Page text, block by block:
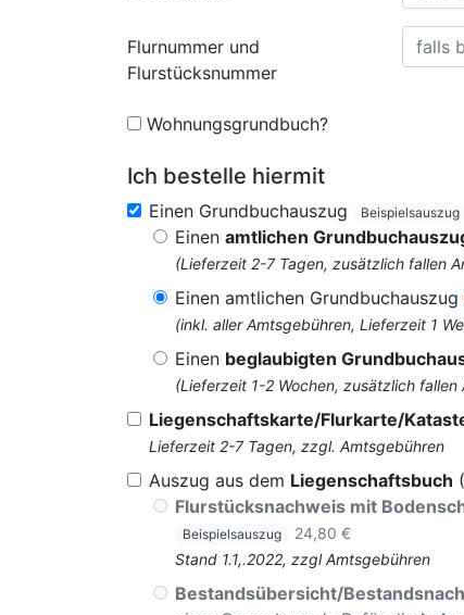
Flurnummer und
Flurstücksnummer
Wohnungsgrundbuch?
Ich bestelle hiermit
Einen Grundbuchauszug Beispielsauszug
Einen amtlichen
(Lieferzeit 2-7 Tagen, zusätzlich fallen
Einen amtlichen Grundbuchauszug
(inkl. aller Amtsgebühren, Lieferzeit 1
Einen beglaubigten
(Lieferzeit 1-2 Wochen, zusätzlich
Liegenschaftskarte/Flurkarte/
Lieferzeit 2-7 Tagen, zzgl. Amtsgebühren
Auszug aus dem Liegenschaftsbuch
Flurstücksnachweis mit
Beispielsauszug
24,80 €
Stand 1.1,.2022, zzgl Amtsgebühren
Bestandsübersicht/